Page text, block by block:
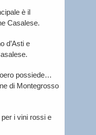
è il
Casalese.
d’Asti e
possiede…
di Montegrosso
i vini rossi e